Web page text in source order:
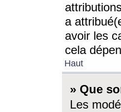
a
avoir les
cela
Haut
» Que
Les